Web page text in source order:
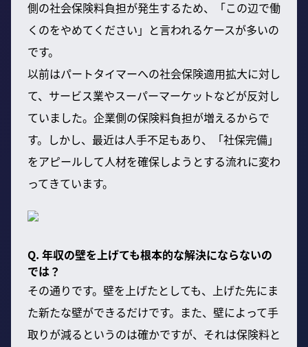
側の社会保険料負担が発生するため、「この辺で働
くのをやめてください」と言われるケースが多いの
です。
以前はパートタイマーへの社会保険適用拡大に対し
て、サービス業やスーパーマーケットなどが反対し
ていました。企業側の保険料負担が増えるからで
す。しかし、最近は人手不足もあり、「社保完備」
をアピールして人材を確保しようとする流れに変わ
ってきています。
Q. 年収の壁を上げても根本的な解決にならないの
では？
その通りです。壁を上げたとしても、上げた先にま
た新たな壁ができるだけです。また、壁によって手
取りが減るというのは確かですが、それは保険料と